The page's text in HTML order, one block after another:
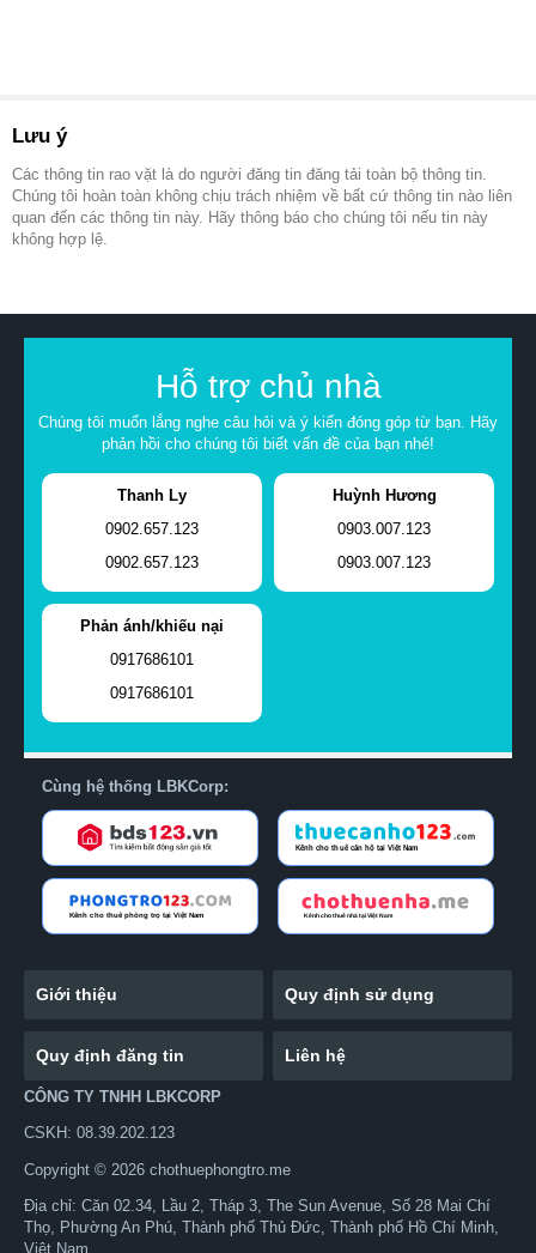
Lưu ý
Các thông tin rao vặt là do người đăng tin đăng tải toàn bộ thông tin.
Chúng tôi hoàn toàn không chịu trách nhiệm về bất cứ thông tin nào liên
quan đến các thông tin này. Hãy thông báo cho chúng tôi nếu tin này
không hợp lệ.
Hỗ trợ chủ nhà
Chúng tôi muốn lắng nghe câu hỏi và ý kiến đóng góp từ bạn. Hãy
phản hồi cho chúng tôi biết vấn đề của bạn nhé!
Thanh Ly
0902.657.123
0902.657.123
Huỳnh Hương
0903.007.123
0903.007.123
Phản ánh/khiếu nại
0917686101
0917686101
Cùng hệ thống LBKCorp:
Giới thiệu Quy định sử dụng
Quy định đăng tin Liên hệ
CÔNG TY TNHH LBKCORP
CSKH: 08.39.202.123
Copyright © 2026 chothuephongtro.me
Địa chỉ: Căn 02.34, Lầu 2, Tháp 3, The Sun Avenue, Số 28 Mai Chí
Thọ, Phường An Phú, Thành phố Thủ Đức, Thành phố Hồ Chí Minh,